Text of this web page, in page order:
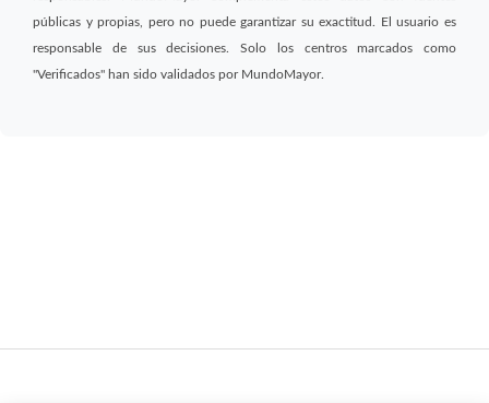
públicas y propias, pero no puede garantizar su exactitud. El usuario es
responsable de sus decisiones. Solo los centros marcados como
"Verificados" han sido validados por MundoMayor.